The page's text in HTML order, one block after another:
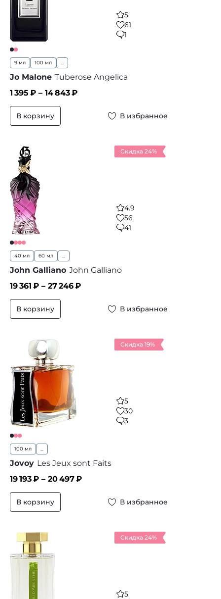
5
61
1
9 мл 100 мл ...
Jo Malone Tuberose Angelica
1 395 ₽ – 14 843₽
В корзину В избранное
Скидка 24%
4.9
56
41
40 мл 60 мл ...
John Galliano John Galliano
19 361 ₽ – 27 246₽
В корзину В избранное
Скидка 19%
5
30
3
100 мл ...
Jovoy Les Jeux sont Faits
19 193₽ – 20 497₽
В корзину В избранное
Скидка 24%
5